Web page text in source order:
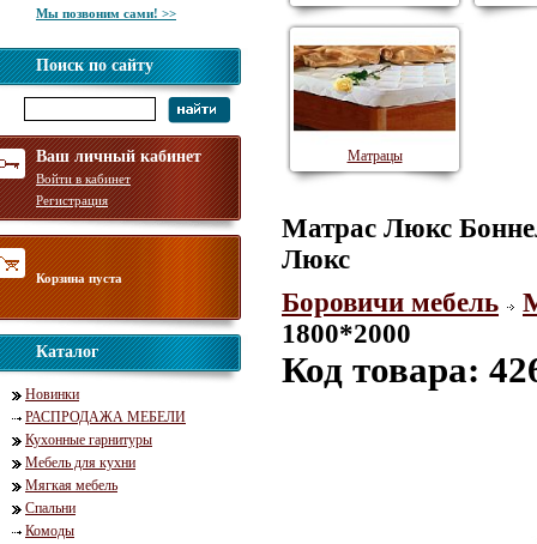
Мы позвоним сами! >>
Поиск по сайту
Ваш личный кабинет
Войти в кабинет
Регистрация
Корзина пуста
Каталог
Новинки
РАСПРОДАЖА МЕБЕЛИ
Кухонные гарнитуры
Мебель для кухни
Мягкая мебель
Спальни
Комоды
Матрацы
Матрас Люкс
Люкс
Боровичи мебель
1800*2000
Код товара: